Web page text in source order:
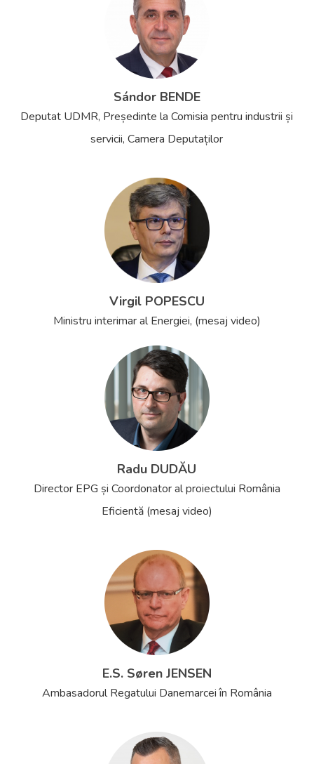
Sándor BENDE
Deputat UDMR, Președinte la Comisia pentru industrii și
servicii, Camera Deputaților
Virgil POPESCU
Ministru interimar al Energiei, (mesaj video)
Radu DUDĂU
Director EPG și Coordonator al proiectului România
Eficientă (mesaj video)
E.S. Søren JENSEN
Ambasadorul Regatului Danemarcei în România